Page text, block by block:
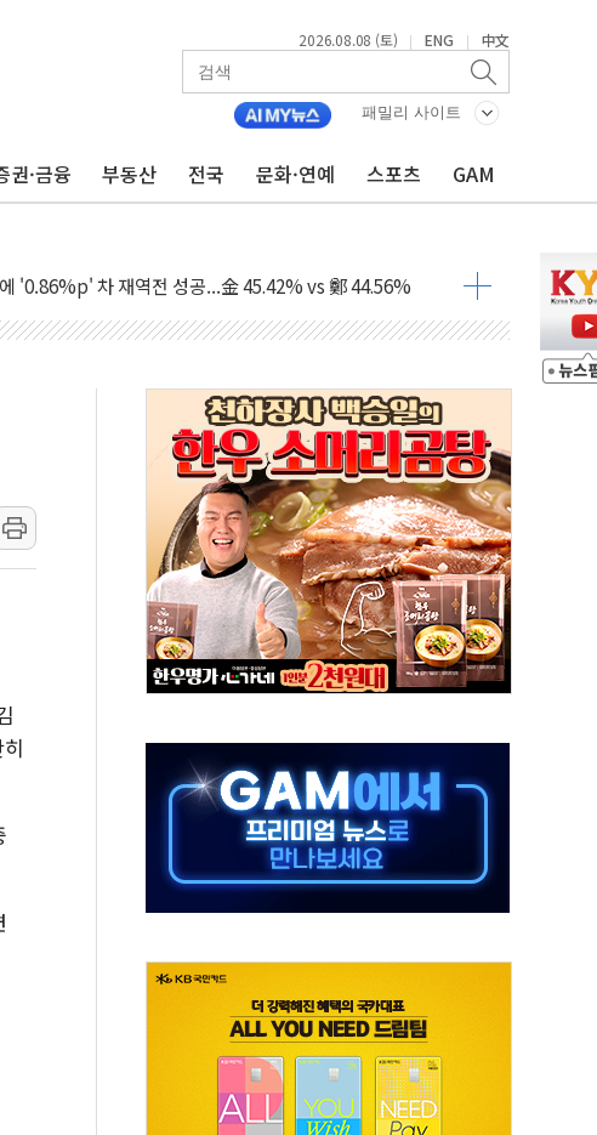
2026.08.08 (토) | ENG | 中文
패밀리 사이트
권·금융 부동산 전국 문화·연예 스포츠 GAM
항 '산사태 주의보'...경북도, 호우 피해·통제구간 없어
영길·정청래·김민석 당대표 후보
경선서 정청래에 승리...47.75% vs 42.08%
경선 결과 발표...김민석 47.75% 정청래 42.08%
결과 발표...김민석 45.09% 정청래 43.27% 송영길 11.63%
결과 발표...김민석 52.64% 정청래 39.89% 송영길 7.47%
정(8.10~8.14)
지작…공습 한계·탄약 부족 현실화
최대 50㎜ 폭우…강원 동해안 강한 비 이어져
…60대 환경미화원 수거차에 치여 사망
흉기 난동…60대 남성 2명 숨져
손해 보는 일 없게"…'결혼 페널티' 22개 과제 손본다
모터보트 전복…1명 사망·1명 실종
기림의 날 참석..."국제적 시민 연대로 목소리 내야"
루질 중 실종 60대 나흘만에 숨진 채 발견
흉기 살해 10대 아들 체포
뻔뻔' 받아친 정청래…제주 연설서 신경전 고조